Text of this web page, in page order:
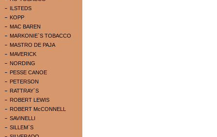
ILSTEDS
KOPP
MAC BAREN
MARKONIE`S TOBACCO
MASTRO DE PAJA
MAVERICK
NORDING
PESSE CANOE
PETERSON
RATTRAY`S
ROBERT LEWIS
ROBERT McCONNELL
SAVINELLI
SILLEM`S